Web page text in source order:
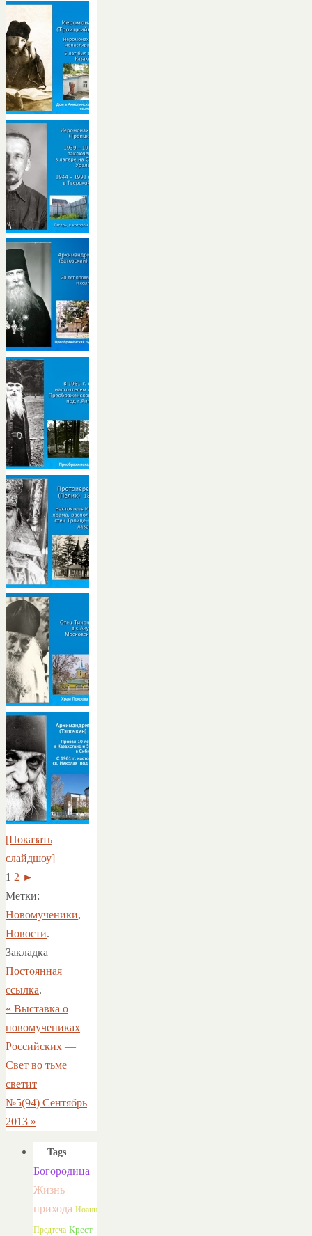
[Показать
слайдшоу]
1 2 ►
Метки:
Новомученики,
Новости.
Закладка
Постоянная
ссылка.
« Выставка о
новомучениках
Российских —
Свет во тьме
светит
№5(94) Сентябрь
2013 »
Tags
Богородица
Жизнь
прихода Иоанн
Предтеча Крест